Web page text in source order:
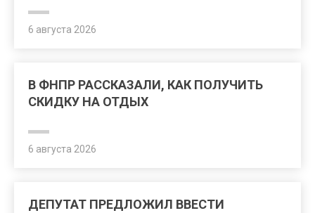
6 августа 2026
В ФНПР РАССКАЗАЛИ, КАК ПОЛУЧИТЬ
СКИДКУ НА ОТДЫХ
6 августа 2026
ДЕПУТАТ ПРЕДЛОЖИЛ ВВЕСТИ